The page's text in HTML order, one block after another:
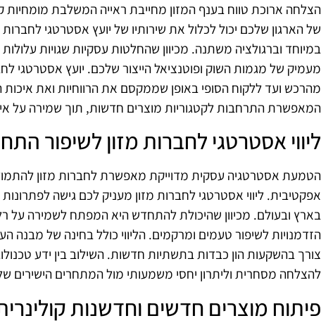
הצלחה ארוכת טווח בענף המזון מחייבת ראייה המשלבת מומחיות
של הארגון שלכם יכול לכלול את שירותיו של יועץ אסטרטגי
במיוחד וברגולציה משתנה. מכיוון שהחלטות עסקיות שגויות
מעמיק של מגמות השוק ופוטנציאל הייצור שלכם. יועץ אסטרטגי
מהרכש ועד ללקוח הסופי באופן שממקסם את הרווחיות ואת איכות
המאפשרת התרחבות לקטגוריות מוצרים חדשות, תוך שמירה על
ליווי אסטרטגי לחברות מזון לשיפור
הטמעת אסטרטגיה עסקית מדוייקת מאפשרת לחברות מזון
אפקטיבית. ליווי אסטרטגי לחברות מזון מעניק לכם גישה
בארץ ובעולם. מכיוון שהיכולת להתחדש היא המפתח לשמירה על
הזדמנויות לשיפור טעמים ומרקמים. הליווי כולל בחינה של
צורך בהשקעות הון כבדות בתשתיות חדשות. השילוב בין ידע
להצלחה מסחרית וליתרון יחסי משמעותי מול המתחרים הישירים
פיתוח מוצרים חדשים וחדשנות